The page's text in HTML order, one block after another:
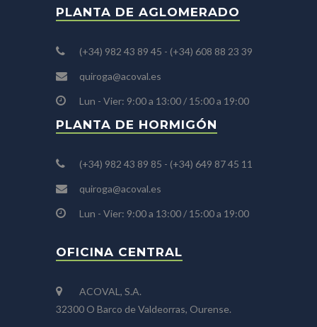
PLANTA DE AGLOMERADO
(+34) 982 43 89 45 - (+34) 608 88 23 39
quiroga@acoval.es
Lun - Vier: 9:00 a 13:00 / 15:00 a 19:00
PLANTA DE HORMIGÓN
(+34) 982 43 89 85 - (+34) 649 87 45 11
quiroga@acoval.es
Lun - Vier: 9:00 a 13:00 / 15:00 a 19:00
OFICINA CENTRAL
ACOVAL, S.A.
32300 O Barco de Valdeorras, Ourense.